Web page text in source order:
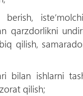
qarzdorlikni
qilish,
bilan ishlarni
qilish;